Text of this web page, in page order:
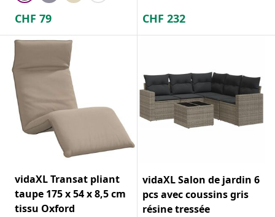
CHF 79 CHF 232
vidaXL Transat pliant
taupe 175 x 54 x 8,5 cm
tissu Oxford
vidaXL Salon de jardin 6
pcs avec coussins gris
résine tressée